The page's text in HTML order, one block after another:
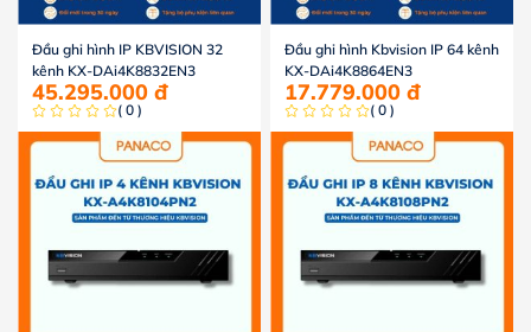
Đầu ghi hình IP KBVISION 32
kênh KX-DAi4K8832EN3
45.295.000 đ
( 0 )
Đầu ghi hình Kbvision IP 64 kênh
KX-DAi4K8864EN3
17.779.000 đ
( 0 )